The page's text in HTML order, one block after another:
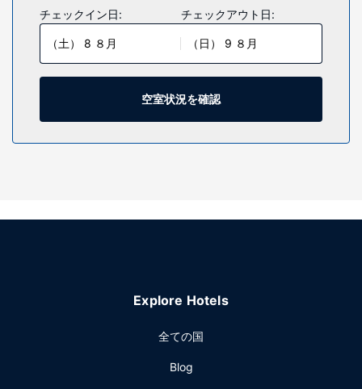
ではデジタルの番組をご覧いただけます。個別の浴槽とシャ
ワーのある専用バスルームには、深めの浴槽、バスアメニテ
ィ (無料)が備わっています。デスク、コーヒー / ティーメー
カーをご利用いただけ、ハウスキーピング サービスは、毎日
行われます。
からの眺めをお楽しみいただけます。このB&Bでは、ピクニ
をご活用いただけます。
チェックイン日:
（土） 8 ８月
チェックアウト日:
（日） 9 ８月
空室状況を確認
Explore Hotels
全ての国
Blog